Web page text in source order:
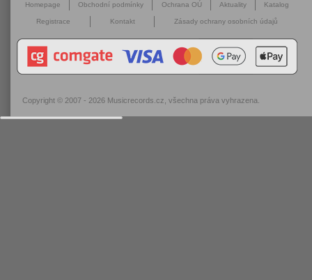
Homepage Obchodní podmínky Ochrana OÚ Aktuality Katalog
Registrace Kontakt Zásady ochrany osobních údajů
Copyright © 2007 - 2026 Musicrecords.cz , všechna práva vyhrazena.